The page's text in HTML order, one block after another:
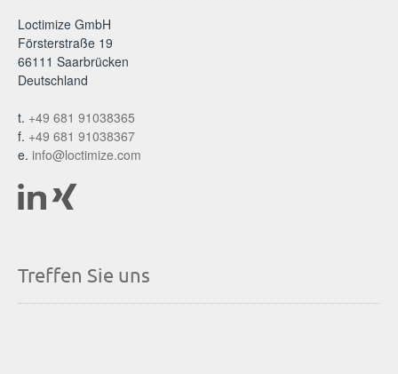
Loctimize GmbH
Försterstraße 19
66111 Saarbrücken
Deutschland
t. +49 681 91038365
f. +49 681 91038367
e. info@loctimize.com
Treffen Sie uns